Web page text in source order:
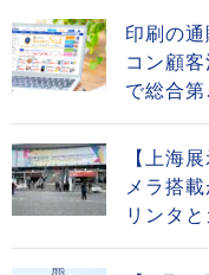
印刷の
コン顧
で総合第
【上海
メラ搭
リンタ